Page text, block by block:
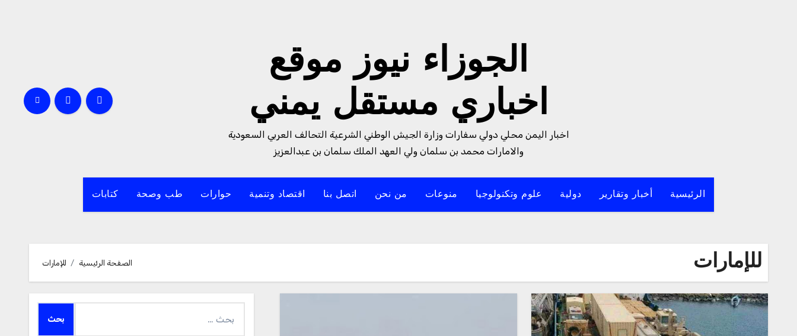
الجوزاء نيوز موقع
اخباري مستقل يمني
اخبار اليمن محلي دولي سفارات وزارة الجيش الوطني الشرعية التحالف العربي السعودية
والامارات محمد بن سلمان ولي العهد الملك سلمان بن عبدالعزيز
الرئيسية أخبار وتقارير دولية علوم وتكنولوجيا منوعات من نحن اتصل بنا اقتصاد وتنمية حوارات طب وصحة كتابات
للإمارات الصفحة الرئيسية للإمارات
عن: